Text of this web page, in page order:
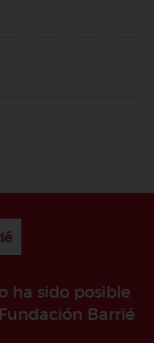
ha sido posible
Barrié